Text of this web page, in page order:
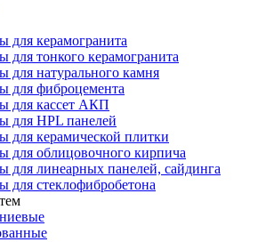
для керамогранита
для тонкого керамогранита
для натурального камня
для фиброцемента
для кассет АКП
для HPL панелей
для керамической плитки
для облицовочного кирпича
для линеарных панелей, сайдинга
для стеклофибробетона